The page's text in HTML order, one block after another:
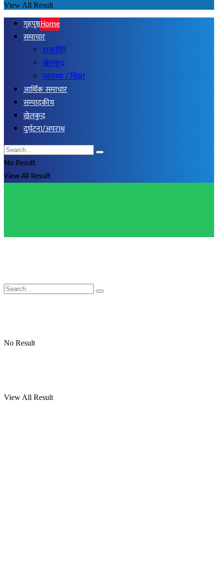
View All Result
गृहपृष्ठHome
समाचार
राजनीति
खेलकुद
स्वास्थ्य / शिक्षा
आर्थिक समाचार
सम्पादकीय
खेलकुद
दुर्घटना/अपराध
No Result
View All Result
No Result
View All Result